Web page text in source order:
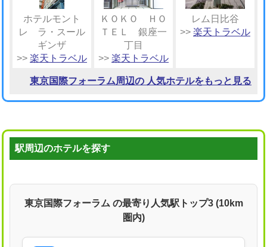
ホテルモント
レ ラ・スール
ギンザ
>> 楽天トラベル
ＫＯＫＯ ＨＯ
ＴＥＬ 銀座一
丁目
>> 楽天トラベル
レム日比谷
>> 楽天トラベル
東京国際フォーラム周辺の 人気ホテルをもっと見る
駅周辺のホテルを探す
東京国際フォーラム の最寄り人気駅トップ3 (10km
圏内)